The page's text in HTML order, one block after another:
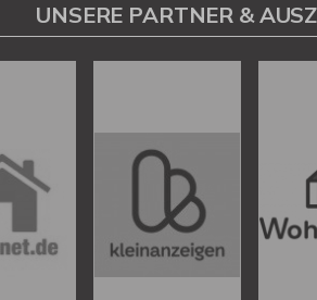
UNSERE PARTNER &